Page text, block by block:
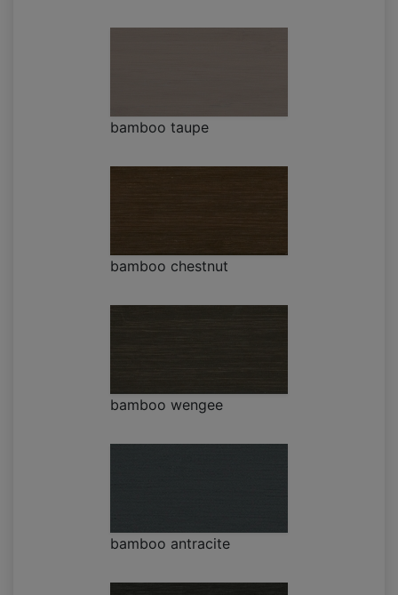
bamboo taupe
bamboo chestnut
bamboo wengee
bamboo antracite